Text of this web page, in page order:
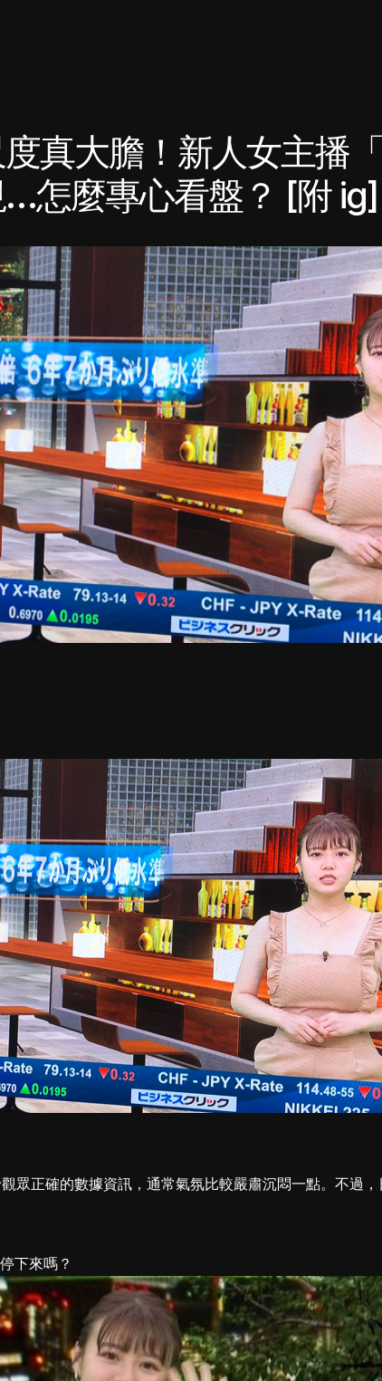
真大膽！新人女主播
怎麼專心看盤？ [附 ig]
眾正確的數據資訊，通常氣氛比較嚴肅沉悶一點。不過
下來嗎？